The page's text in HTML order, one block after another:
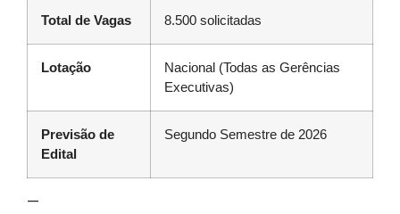
Total de Vagas 8.500 solicitadas
Lotação
Nacional (Todas as Gerências
Executivas)
Previsão de
Edital
Segundo Semestre de 2026
—